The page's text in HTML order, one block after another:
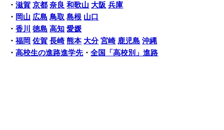
・滋賀 京都 奈良 和歌山 大阪 兵庫
・ 岡山 広島 鳥取 島根 山口
・香川 徳島 高知 愛媛
・福岡 佐賀 長崎 熊本 大分 宮崎 鹿児島 沖縄
・高校生の進路進学先・全国「高校別」進路